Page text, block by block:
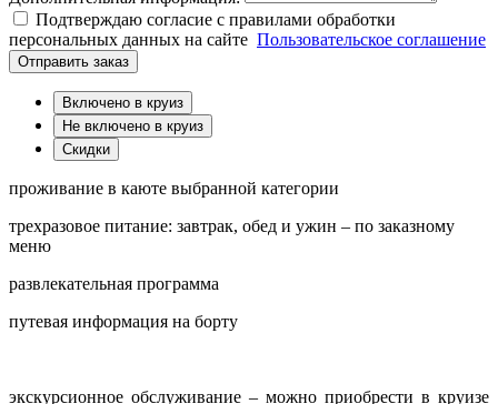
Подтверждаю согласие с правилами обработки
персональных данных на сайте Пользовательское соглашение
Отправить заказ
Включено в круиз
Не включено в круиз
Скидки
проживание в каюте выбранной категории
трехразовое питание: завтрак, обед и ужин – по заказному
меню
развлекательная программа
путевая информация на борту
экскурсионное обслуживание – можно приобрести в круизе